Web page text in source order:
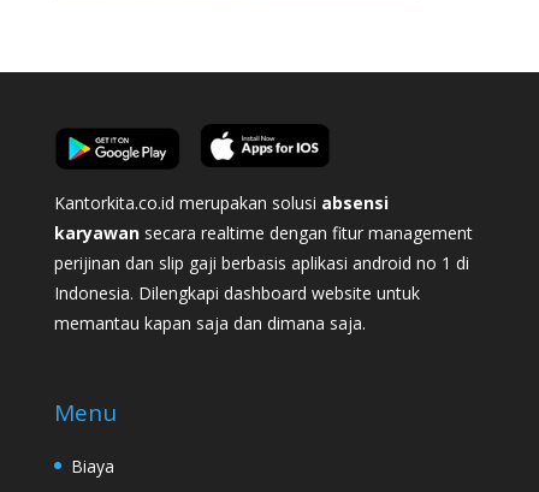
Kantorkita.co.id merupakan solusi absensi
karyawan secara realtime dengan fitur management
perijinan dan slip gaji berbasis aplikasi android no 1 di
Indonesia. Dilengkapi dashboard website untuk
memantau kapan saja dan dimana saja.
Menu
Biaya